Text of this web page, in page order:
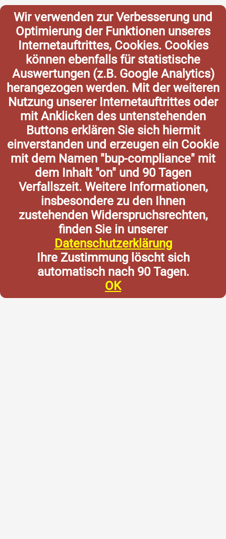
Wir verwenden zur Verbesserung und
Optimierung der Funktionen unseres
Internetauftrittes, Cookies. Cookies
können ebenfalls für statistische
Auswertungen (z.B. Google Analytics)
herangezogen werden. Mit der weiteren
Nutzung unserer Internetauftrittes oder
mit Anklicken des untenstehenden
Buttons erklären Sie sich hiermit
einverstanden und erzeugen ein Cookie
mit dem Namen "bup-compliance" mit
dem Inhalt "on" und 90 Tagen
Verfallszeit. Weitere Informationen,
insbesondere zu den Ihnen
zustehenden Widerspruchsrechten,
finden Sie in unserer
Datenschutzerklärung
Ihre Zustimmung löscht sich
automatisch nach 90 Tagen.
OK